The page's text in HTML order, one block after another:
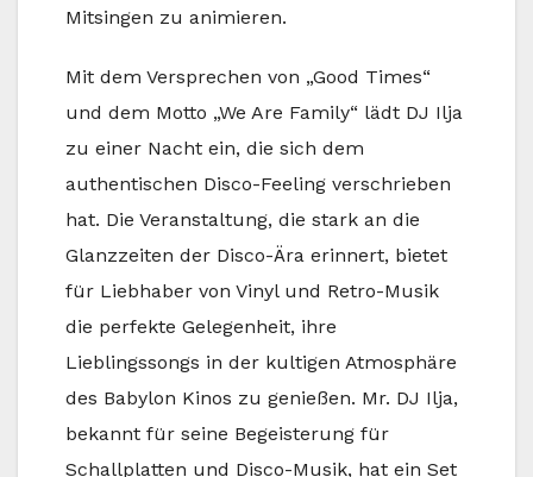
Mitsingen zu animieren.
Mit dem Versprechen von „Good Times“
und dem Motto „We Are Family“ lädt DJ Ilja
zu einer Nacht ein, die sich dem
authentischen Disco-Feeling verschrieben
hat. Die Veranstaltung, die stark an die
Glanzzeiten der Disco-Ära erinnert, bietet
für Liebhaber von Vinyl und Retro-Musik
die perfekte Gelegenheit, ihre
Lieblingssongs in der kultigen Atmosphäre
des Babylon Kinos zu genießen. Mr. DJ Ilja,
bekannt für seine Begeisterung für
Schallplatten und Disco-Musik, hat ein Set